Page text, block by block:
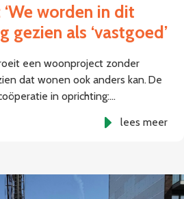
worden in dit
gezien als ‘vastgoed’
een woonproject zonder
dat wonen ook anders kan. De
in oprichting:…
lees meer